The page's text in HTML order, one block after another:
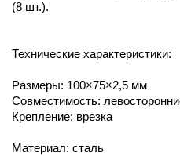
(8 шт.).
Технические характеристики:
Размеры: 100×75×2,5 мм
Совместимость:
Крепление: врезка
Материал: сталь